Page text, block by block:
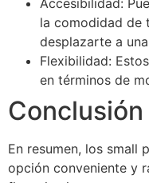
la comodidad de
desplazarte a
Flexibilidad:
en términos de
Conclusión
En resumen, los small
opción conveniente y